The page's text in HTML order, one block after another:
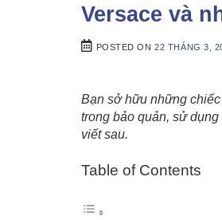
Versace và
POSTED ON22 THÁNG 3,
Bạn sở hữu những
trong bảo quản, sử
viết sau.
Table of Contents